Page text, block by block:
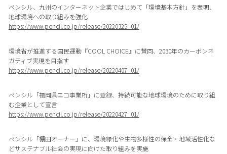
ペンシル、九州のインターネット企業ではじめて「環境基本方針」を表明、
地球環境への取り組みを強化
https://www.pencil.co.jp/release/20220325_01/
環境省が推進する国民運動『COOL CHOICE』に賛同、2030年のカーボンネ
ガティブ実現を目指す
https://www.pencil.co.jp/release/20220407_01/
ペンシル「福岡県エコ事業所」に登録、持続可能な地球環境のために取り組
む企業として宣言
https://www.pencil.co.jp/release/20220427_01/
ペンシル「棚田オーナー」に、環境緑化や生物多様性の保全・地域活性化な
どサステナブル社会の実現に向けた取り組みを実施